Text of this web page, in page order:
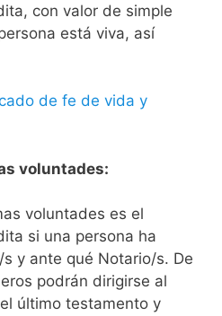
con valor de simple
está viva, así
de fe de vida y
voluntades:
voluntades es el
si una persona ha
y ante qué Notario/s. De
podrán dirigirse al
último testamento y